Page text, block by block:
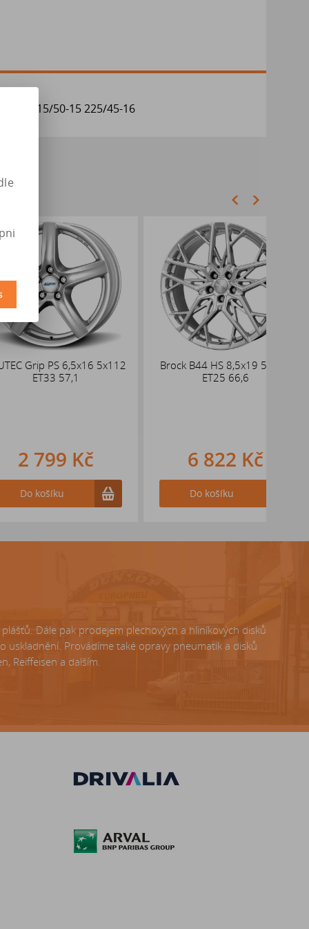
17 215/50-15 225/45-16
PS 6,5x16 5x112
57,1
Kč
Brock B44 HS 8,5x19 5x112
ET25 66,6
6 822 Kč
Do košíku
Dále pak prodejem plechových a hliníkových disků
Provádíme také opravy pneumatik a disků
Reiffeisen a dalším.